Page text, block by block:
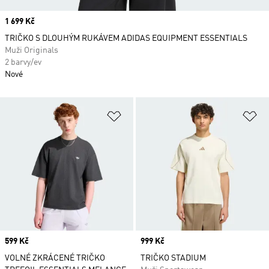
Přidat do seznamu přání
Price
599 Kč
VOLNÉ ZKRÁCENÉ TRIČKO
Price
999 Kč
TRIČKO STADIUM
Price
1 699 Kč
TRIČKO S DLOUHÝM RUKÁVEM ADIDAS EQUIPMENT ESSENTIALS
Muži Originals
2 barvy/ev
Nové